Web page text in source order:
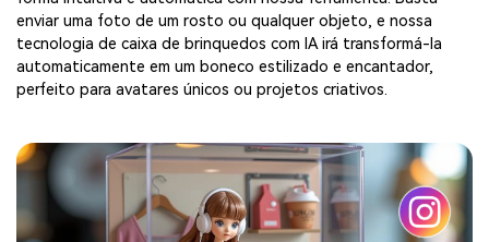
enviar uma foto de um rosto ou qualquer objeto, e nossa
tecnologia de caixa de brinquedos com IA irá transformá-la
automaticamente em um boneco estilizado e encantador,
perfeito para avatares únicos ou projetos criativos.